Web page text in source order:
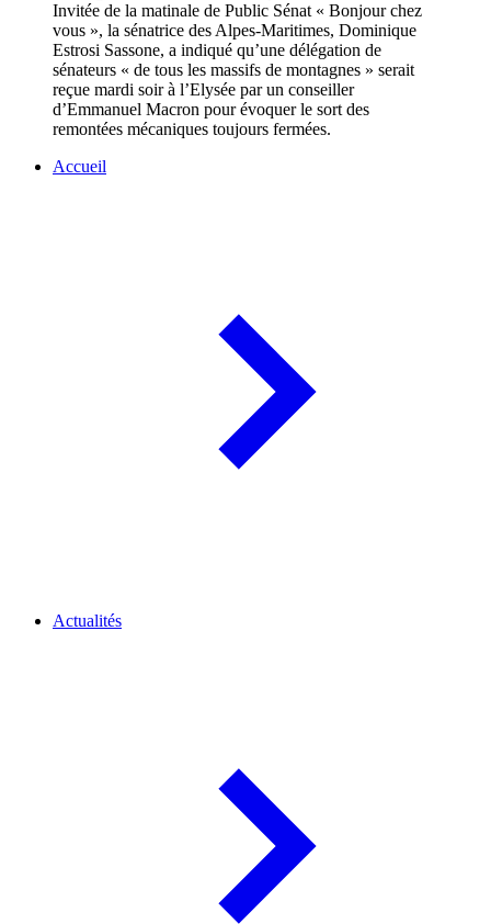
Invitée de la matinale de Public Sénat « Bonjour chez
vous », la sénatrice des Alpes-Maritimes, Dominique
Estrosi Sassone, a indiqué qu’une délégation de
sénateurs « de tous les massifs de montagnes » serait
reçue mardi soir à l’Elysée par un conseiller
d’Emmanuel Macron pour évoquer le sort des
remontées mécaniques toujours fermées.
Accueil
Actualités